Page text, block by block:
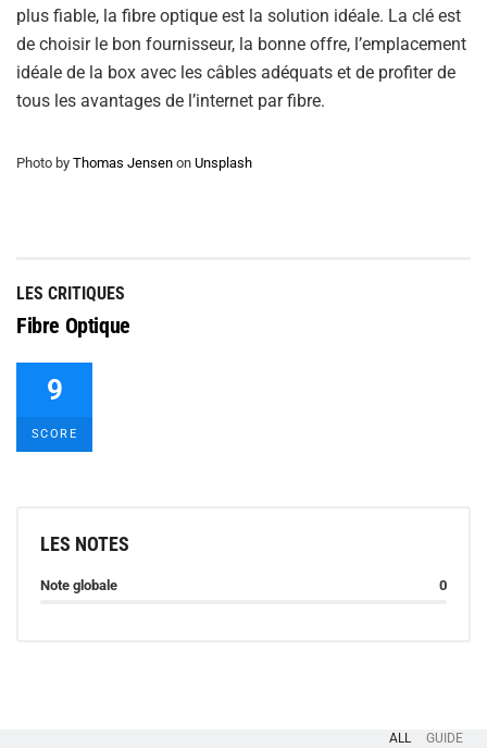
plus fiable, la fibre optique est la solution idéale. La clé est
de choisir le bon fournisseur, la bonne offre, l’emplacement
idéale de la box avec les câbles adéquats et de profiter de
tous les avantages de l’internet par fibre.
Photo by Thomas Jensen on Unsplash
LES CRITIQUES
Fibre Optique
9
SCORE
LES NOTES
Note globale 0
ALL GUIDE